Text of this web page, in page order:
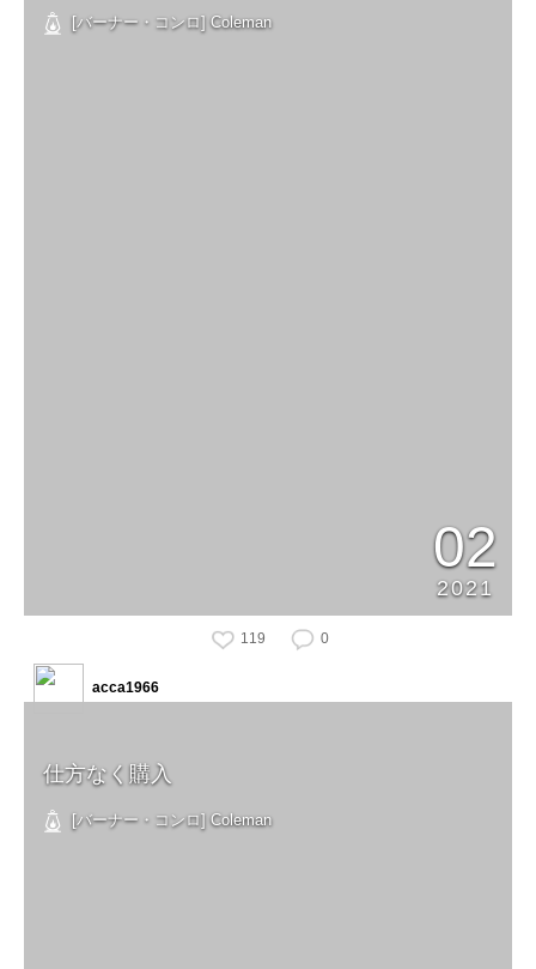
[バーナー・コンロ] Coleman
02
2021
119 0
仕方なく購入
[バーナー・コンロ] Coleman
acca1966